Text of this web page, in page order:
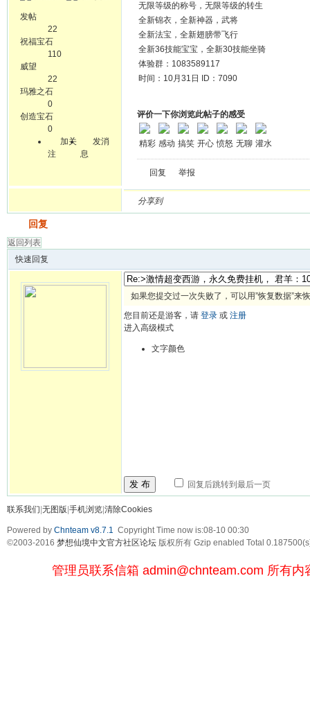
发帖
22
祝福宝石
110
威望
22
玛雅之石
0
创造宝石
0
加关
注
发消
息
无限等级的称号，无限等级的转生
全新锦衣，全新神器，武将
全新法宝，全新翅膀带飞行
全新36技能宝宝，全新30技能坐骑
体验群：1083589117
时间：10月31日 ID：7090
评价一下你浏览此帖子的感受
精彩 感动 搞笑 开心 愤怒 无聊 灌水
回复 举报
分享到
回复
返回列表
快速回复
如果您提交过一次失败了，可以用”恢复数据”来
您目前还是游客，请 登录 或 注册
进入高级模式
文字颜色
发 布 回复后跳转到最后一页
联系我们 无图版 手机浏览 清除Cookies
Powered by Chnteam v8.7.1 Copyright Time now is:08-10 00:30
©2003-2016 梦想仙境中文官方社区论坛 版权所有 Gzip enabled Total
管理员联系信箱 admin@chnteam.com 所有内